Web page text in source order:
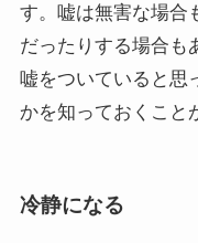
す。嘘は無害な場合
だったりする場合も
嘘をついていると思
かを知っておくこと
冷静になる